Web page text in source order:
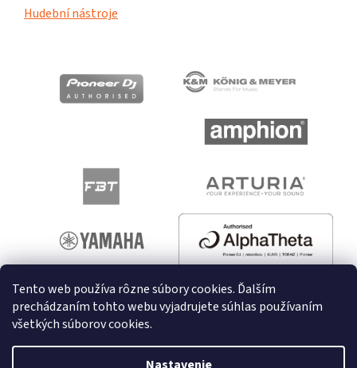
Tento web používa rôzne súbory cookies. Ďalším
prechádzaním tohto webu vyjadrujete súhlas používaním
všetkých súborov cookies.
Hudební nástroje
Vytvoril Shoptet